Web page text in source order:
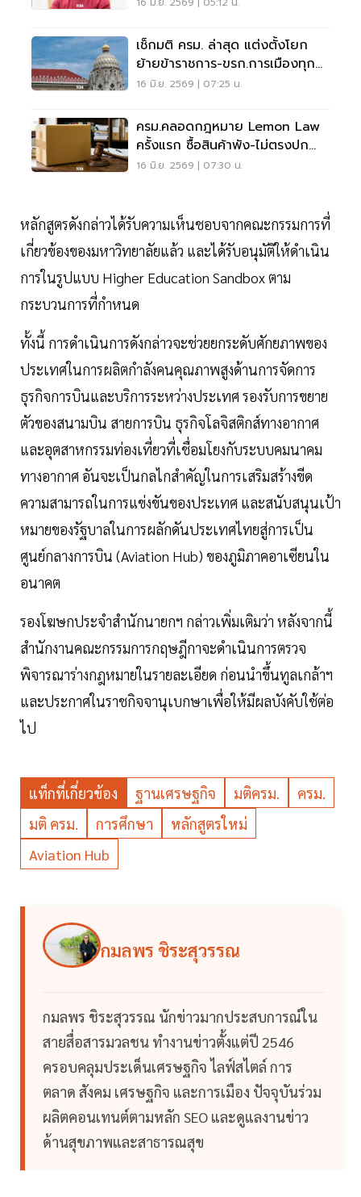
เช็กมติ ครม. ล่าสุด แต่งตั้งโยก
ย้ายข้าราชการ-ขรก.การเมืองทุก
ตำแหน่ง
16 มิ.ย. 2569 | 07:25 น.
ครม.คลอดกฎหมาย Lemon Law
ครั้งแรก ซื้อสินค้าพัง-ไม่ตรงปก
เรียกเงินคืนได้
16 มิ.ย. 2569 | 07:30 น.
หลักสูตรดังกล่าวได้รับความเห็นชอบจากคณะกรรมการที่
เกี่ยวข้องของมหาวิทยาลัยแล้ว และได้รับอนุมัติให้ดำเนิน
การในรูปแบบ Higher Education Sandbox ตาม
กระบวนการที่กำหนด
ทั้งนี้ การดำเนินการดังกล่าวจะช่วยยกระดับศักยภาพของ
ประเทศในการผลิตกำลังคนคุณภาพสูงด้านการจัดการ
ธุรกิจการบินและบริการระหว่างประเทศ รองรับการขยาย
ตัวของสนามบิน สายการบิน ธุรกิจโลจิสติกส์ทางอากาศ
และอุตสาหกรรมท่องเที่ยวที่เชื่อมโยงกับระบบคมนาคม
ทางอากาศ อันจะเป็นกลไกสำคัญในการเสริมสร้างขีด
ความสามารถในการแข่งขันของประเทศ และสนับสนุนเป้า
หมายของรัฐบาลในการผลักดันประเทศไทยสู่การเป็น
ศูนย์กลางการบิน (Aviation Hub) ของภูมิภาคอาเซียนใน
อนาคต
รองโฆษกประจำสำนักนายกฯ กล่าวเพิ่มเติมว่า หลังจากนี้
สำนักงานคณะกรรมการกฤษฎีกาจะดำเนินการตรวจ
พิจารณาร่างกฎหมายในรายละเอียด ก่อนนำขึ้นทูลเกล้าฯ
และประกาศในราชกิจจานุเบกษาเพื่อให้มีผลบังคับใช้ต่อ
ไป
แท็กที่เกี่ยวข้อง ฐานเศรษฐกิจ มติครม.
ครม.
มติ ครม.
การศึกษา
หลักสูตรใหม่
Aviation Hub
กมลพร ชิระสุวรรณ
กมลพร ชิระสุวรรณ นักข่าวมากประสบการณ์ใน
สายสื่อสารมวลชน ทำงานข่าวตั้งแต่ปี 2546
ครอบคลุมประเด็นเศรษฐกิจ ไลฟ์สไตล์ การ
ตลาด สังคม เศรษฐกิจ และการเมือง ปัจจุบันร่วม
ผลิตคอนเทนต์ตามหลัก SEO และดูแลงานข่าว
ด้านสุขภาพและสาธารณสุข